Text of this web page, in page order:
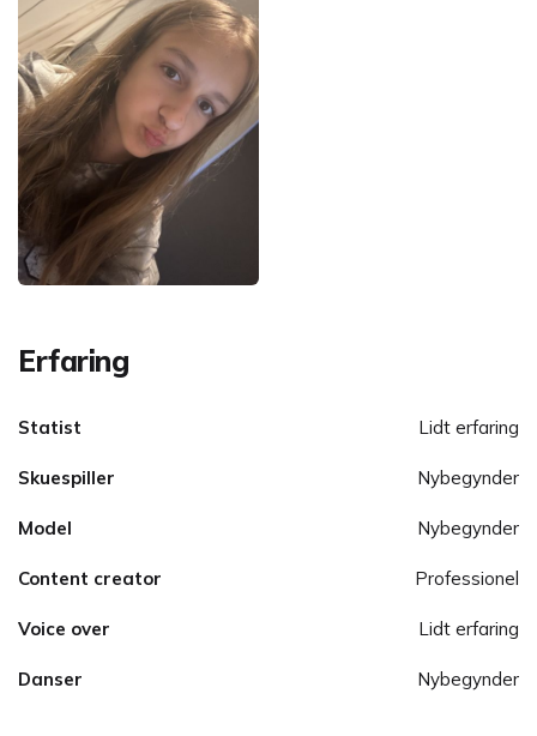
Erfaring
Statist Lidt erfaring
Skuespiller Nybegynder
Model Nybegynder
Content creator Professionel
Voice over Lidt erfaring
Danser Nybegynder